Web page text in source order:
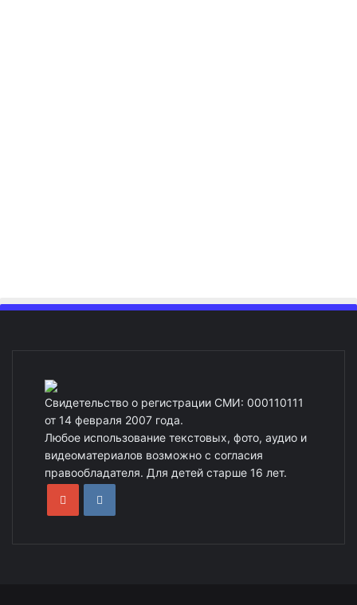
Свидетельство о регистрации СМИ: 000110111
от 14 февраля 2007 года.
Любое использование текстовых, фото, аудио и
видеоматериалов возможно с согласия
правообладателя. Для детей старше 16 лет.